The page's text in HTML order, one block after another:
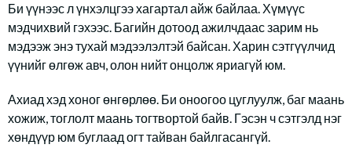
Би үүнээс л үнхэлцгээ хагартал айж байлаа. Хүмүүс
мэдчихвий гэхээс. Багийн дотоод ажилчдаас зарим нь
мэдээж энэ тухай мэдээлэлтэй байсан. Харин сэтгүүлчид
үүнийг өлгөж авч, олон нийт онцолж яриагүй юм.
Ахиад хэд хоног өнгөрлөө. Би оноогоо цуглуулж, баг маань
хожиж, тоглолт маань тогтвортой байв. Гэсэн ч сэтгэлд нэг
хөндүүр юм буглаад огт тайван байлгасангүй.